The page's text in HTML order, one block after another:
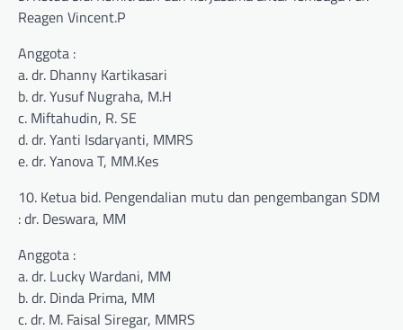
Reagen Vincent.P
Anggota :
a. dr. Dhanny Kartikasari
b. dr. Yusuf Nugraha, M.H
c. Miftahudin, R. SE
d. dr. Yanti Isdaryanti, MMRS
e. dr. Yanova T, MM.Kes
10. Ketua bid. Pengendalian mutu dan pengembangan SDM
: dr. Deswara, MM
Anggota :
a. dr. Lucky Wardani, MM
b. dr. Dinda Prima, MM
c. dr. M. Faisal Siregar, MMRS